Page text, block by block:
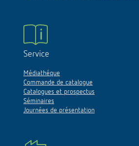
Service
Médiathéque
Commande de catalogue
Catalogues et prospectus
Séminaires
Journées de présentation